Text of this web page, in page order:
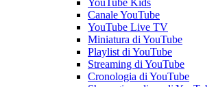
YouTube Kids
Canale YouTube
YouTube Live TV
Miniatura di YouTube
Playlist di YouTube
Streaming di YouTube
Cronologia di YouTube